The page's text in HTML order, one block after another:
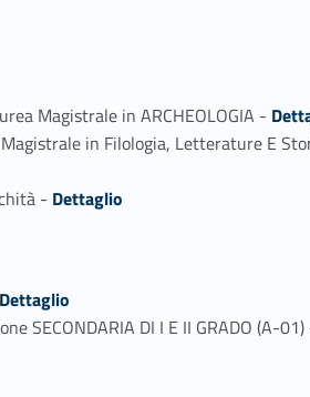
Magistrale in ARCHEOLOGIA - Link identifier #identifier_person_98171-2
in Filologia, Letterature E
- Link identifier #identifier_person_45402-4
Dettaglio
Link identifier #identifier_person_8253-1
Dettaglio
SECONDARIA DI I E II GRADO (A-01)